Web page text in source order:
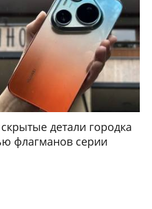
детали городка
флагманов серии